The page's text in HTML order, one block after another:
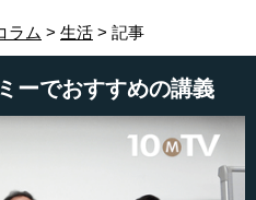
ラム 生活 記事
ーでおすすめの講義